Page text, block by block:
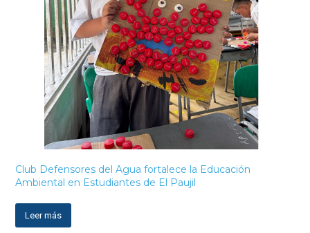
Club Defensores del Agua fortalece la Educación
Ambiental en Estudiantes de El Paujil
Leer más